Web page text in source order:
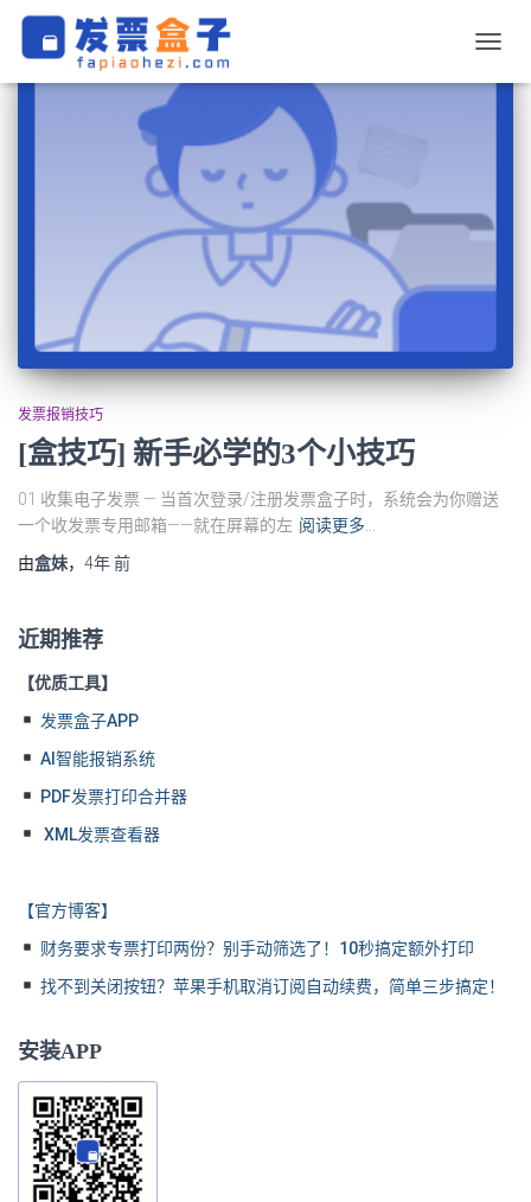
换
发票报销技巧
[盒技巧] 新手必学的3个小技巧
01 收集电子发票 — 当首次登录/注册发票盒子时，系统会为你赠送
一个收发票专用邮箱——就在屏幕的左 阅读更多…
由盒妹， 4年前
近期推荐
【优质工具】
发票盒子APP
AI智能报销系统
PDF发票打印合并器
XML发票查看器
【官方博客】
财务要求专票打印两份？别手动筛选了！10秒搞定额外打印
找不到关闭按钮？苹果手机取消订阅自动续费，简单三步搞定！
安装APP